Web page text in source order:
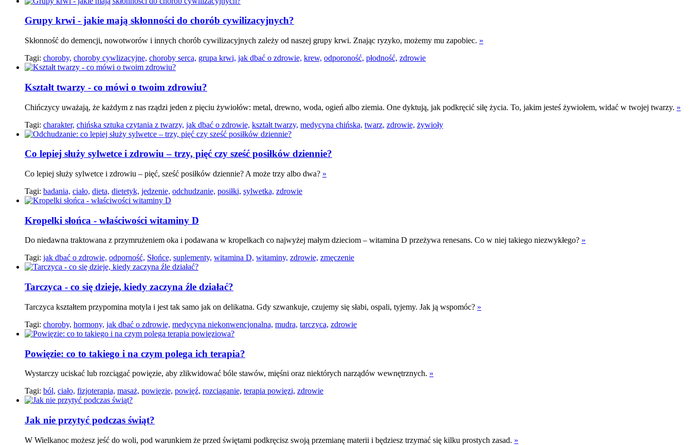
Grupy krwi - jakie mają skłonności do chorób cywilizacyjnych?
Skłonność do demencji, nowotworów i innych chorób cywilizacyjnych zależy od naszej grupy krwi. Znając ryzyko, możemy mu zapobiec. »
Tagi: choroby, choroby cywlizacyjne, choroby serca, grupa krwi, jak dbać o zdrowie, krew, odporoność, płodność, zdrowie
Kształt twarzy - co mówi o twoim zdrowiu?
Chińczycy uważają, że każdym z nas rządzi jeden z pięciu żywiołów: metal, drewno, woda, ogień albo ziemia. One dyktują, jak podkręcić siłę życia. To, jakim jesteś żywiołem, widać w twojej twarzy. »
Tagi: charakter, chińska sztuka czytania z twarzy, jak dbać o zdrowie, kształt twarzy, medycyna chińska, twarz, zdrowie, żywioły
Co lepiej służy sylwetce i zdrowiu – trzy, pięć czy sześć posiłków dziennie?
Co lepiej służy sylwetce i zdrowiu – pięć, sześć posiłków dziennie? A może trzy albo dwa? »
Tagi: badania, ciało, dieta, dietetyk, jedzenie, odchudzanie, posiłki, sylwetka, zdrowie
Kropelki słońca - właściwości witaminy D
Do niedawna traktowana z przymrużeniem oka i podawana w kropelkach co najwyżej małym dzieciom – witamina D przeżywa renesans. Co w niej takiego niezwykłego? »
Tagi: jak dbać o zdrowie, odporność, Słońce, suplementy, witamina D, witaminy, zdrowie, zmęczenie
Tarczyca - co się dzieje, kiedy zaczyna źle działać?
Tarczyca kształtem przypomina motyla i jest tak samo jak on delikatna. Gdy szwankuje, czujemy się słabi, ospali, tyjemy. Jak ją wspomóc? »
Tagi: choroby, hormony, jak dbać o zdrowie, medycyna niekonwencjonalna, mudra, tarczyca, zdrowie
Powięzie: co to takiego i na czym polega ich terapia?
Wystarczy uciskać lub rozciągać powięzie, aby zlikwidować bóle stawów, mięśni oraz niektórych narządów wewnętrznych. »
Tagi: ból, ciało, fizjoterapia, masaż, powięzie, powięź, rozciąganie, terapia powięzi, zdrowie
Jak nie przytyć podczas świąt?
W Wielkanoc możesz jeść do woli, pod warunkiem że przed świętami podkręcisz swoją przemianę materii i będziesz trzymać się kilku prostych zasad. »